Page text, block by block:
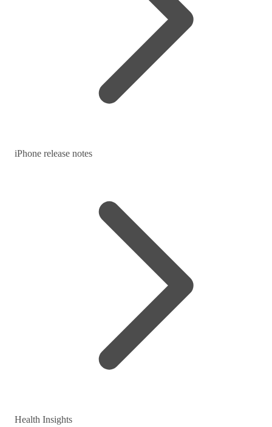
iPhone release notes
Health Insights